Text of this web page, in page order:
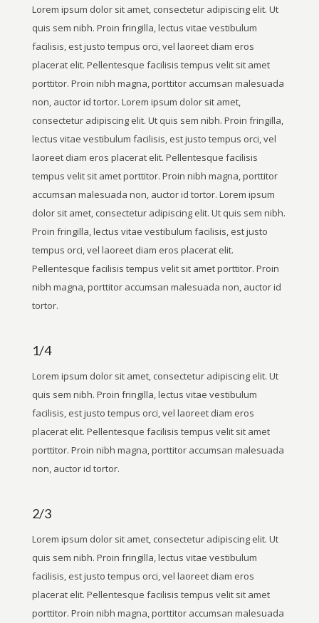
Lorem ipsum dolor sit amet, consectetur adipiscing elit. Ut
quis sem nibh. Proin fringilla, lectus vitae vestibulum
facilisis, est justo tempus orci, vel laoreet diam eros
placerat elit. Pellentesque facilisis tempus velit sit amet
porttitor. Proin nibh magna, porttitor accumsan malesuada
non, auctor id tortor. Lorem ipsum dolor sit amet,
consectetur adipiscing elit. Ut quis sem nibh. Proin fringilla,
lectus vitae vestibulum facilisis, est justo tempus orci, vel
laoreet diam eros placerat elit. Pellentesque facilisis
tempus velit sit amet porttitor. Proin nibh magna, porttitor
accumsan malesuada non, auctor id tortor. Lorem ipsum
dolor sit amet, consectetur adipiscing elit. Ut quis sem nibh.
Proin fringilla, lectus vitae vestibulum facilisis, est justo
tempus orci, vel laoreet diam eros placerat elit.
Pellentesque facilisis tempus velit sit amet porttitor. Proin
nibh magna, porttitor accumsan malesuada non, auctor id
tortor.
1/4
Lorem ipsum dolor sit amet, consectetur adipiscing elit. Ut
quis sem nibh. Proin fringilla, lectus vitae vestibulum
facilisis, est justo tempus orci, vel laoreet diam eros
placerat elit. Pellentesque facilisis tempus velit sit amet
porttitor. Proin nibh magna, porttitor accumsan malesuada
non, auctor id tortor.
2/3
Lorem ipsum dolor sit amet, consectetur adipiscing elit. Ut
quis sem nibh. Proin fringilla, lectus vitae vestibulum
facilisis, est justo tempus orci, vel laoreet diam eros
placerat elit. Pellentesque facilisis tempus velit sit amet
porttitor. Proin nibh magna, porttitor accumsan malesuada